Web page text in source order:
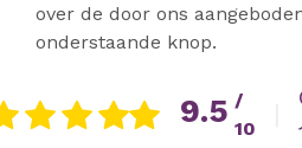
over de door ons
onderstaande knop.
9.5 /
10